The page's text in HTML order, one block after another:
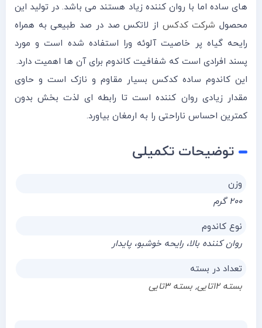
های ساده اما با روان کننده زیاد هستند می باشد. در تولید این
محصول شرکت کدکس از لاتکس صد در صد طبیعی به همراه
رایحه گیاه پر خاصیت آلوئه ورا استفاده شده است و مورد
پسند افرادی است که شفافیت کاندوم برای آن ها اهمیت دارد.
این کاندوم ساده کدکس بسیار مقاوم و نازک است و حاوی
مقدار زیادی روان کننده است تا رابطه ای لذت بخش بدون
کمترین احساس ناراحتی را به ارمغان بیاورد.
توضیحات تکمیلی
وزن
۲۰۰ گرم
نوع کاندوم
روان کننده بالا، رایحه خوشبو، پایدار
تعداد در بسته
بسته ۱۲تایی
,بسته ۳تایی